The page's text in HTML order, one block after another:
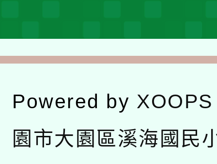
Powered by XOOPS
園市大園區溪海國民